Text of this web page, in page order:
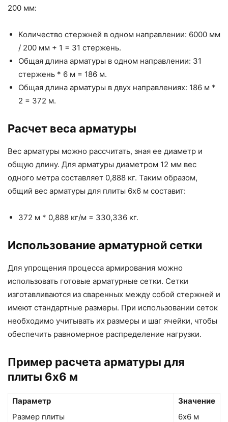
200 мм:
Количество стержней в одном направлении: 6000 мм
/ 200 мм + 1 = 31 стержень.
Общая длина арматуры в одном направлении: 31
стержень * 6 м = 186 м.
Общая длина арматуры в двух направлениях: 186 м *
2 = 372 м.
Расчет веса арматуры
Вес арматуры можно рассчитать, зная ее диаметр и
общую длину. Для арматуры диаметром 12 мм вес
одного метра составляет 0,888 кг. Таким образом,
общий вес арматуры для плиты 6х6 м составит:
372 м * 0,888 кг/м = 330,336 кг.
Использование арматурной сетки
Для упрощения процесса армирования можно
использовать готовые арматурные сетки. Сетки
изготавливаются из сваренных между собой стержней и
имеют стандартные размеры. При использовании сеток
необходимо учитывать их размеры и шаг ячейки, чтобы
обеспечить равномерное распределение нагрузки.
Пример расчета арматуры для
плиты 6х6 м
Параметр
Значение
Размер плиты
6х6 м